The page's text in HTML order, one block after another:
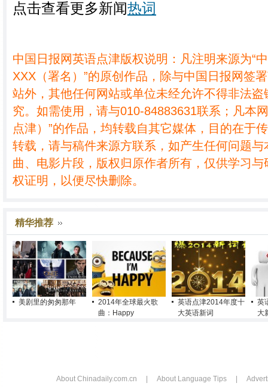
点击查看更多新闻热词
中国日报网英语点津版权说明：凡注明来源为“
XXX（署名）”的原创作品，除与中国日报网签
站外，其他任何网站或单位未经允许不得非法
究。如需使用，请与010-84883631联系；凡本
点津）”的作品，均转载自其它媒体，目的在于
转载，请与稿件来源方联系，如产生任何问题
曲、电影片段，版权归原作者所有，仅供学习
权证明，以便尽快删除。
精华推荐
美剧里的匆匆那年
2014年全球最火歌
曲：Happy
英语点津2014年度十
大英语新词
英
大
About Chinadaily.com.cn About Language Tips